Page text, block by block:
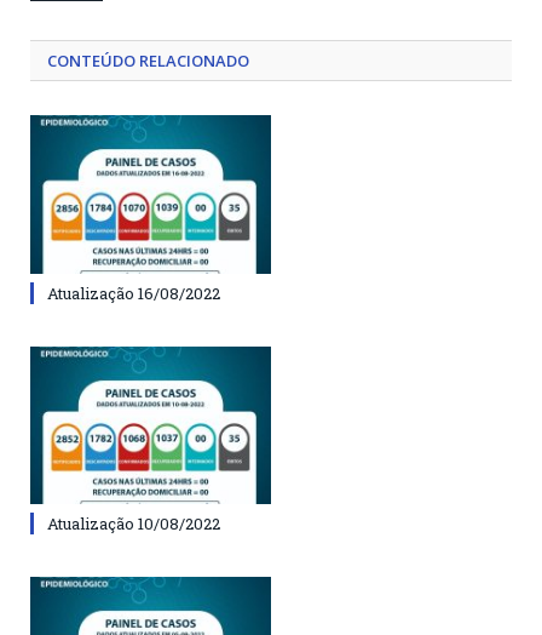
CONTEÚDO RELACIONADO
Atualização 16/08/2022
Atualização 10/08/2022